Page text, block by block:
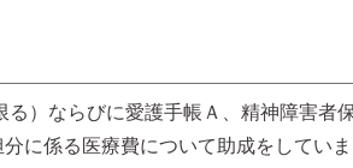
）ならびに愛護手帳Ａ、精神障害者
に係る医療費について助成をしていま